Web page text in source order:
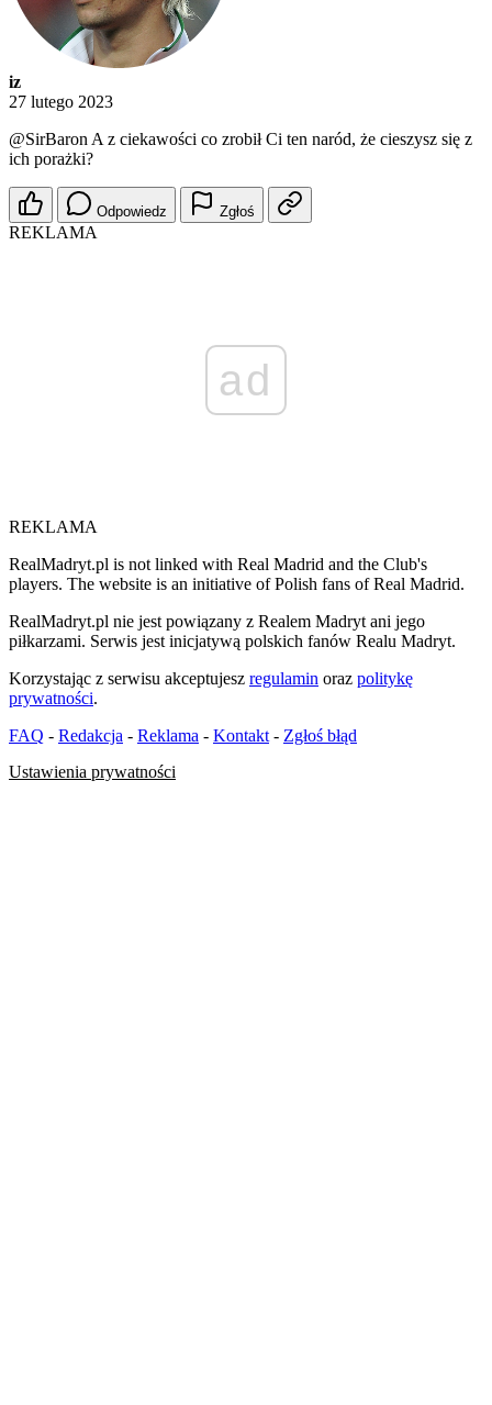
iz
27 lutego 2023
@SirBaron A z ciekawości co zrobił Ci ten naród, że cieszysz się z
ich porażki?
Odpowiedz Zgłoś
REKLAMA
ad
REKLAMA
RealMadryt.pl is not linked with Real Madrid and the Club's
players. The website is an initiative of Polish fans of Real Madrid.
RealMadryt.pl nie jest powiązany z Realem Madryt ani jego
piłkarzami. Serwis jest inicjatywą polskich fanów Realu Madryt.
Korzystając z serwisu akceptujesz regulamin oraz politykę
prywatności.
FAQ - Redakcja - Reklama - Kontakt - Zgłoś błąd
Ustawienia prywatności